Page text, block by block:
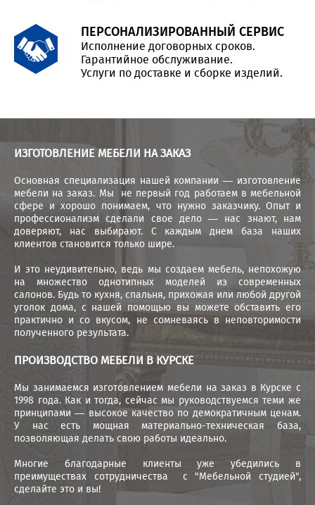
ПЕРСОНАЛИЗИРОВАННЫЙ СЕРВИС
Исполнение договорных сроков.
Гарантийное обслуживание.
Услуги по доставке и сборке изделий.
ИЗГОТОВЛЕНИЕ МЕБЕЛИ НА ЗАКАЗ
Основная специализация нашей компании — изготовление
мебели на заказ. Мы не первый год работаем в мебельной
сфере и хорошо понимаем, что нужно заказчику. Опыт и
профессионализм сделали свое дело — нас знают, нам
доверяют, нас выбирают. С каждым днем база наших
клиентов становится только шире.
И это неудивительно, ведь мы создаем мебель, непохожую
на множество однотипных моделей из современных
салонов. Будь то кухня, спальня, прихожая или любой другой
уголок дома, с нашей помощью вы можете обставить его
практично и со вкусом, не сомневаясь в неповторимости
полученного результата.
ПРОИЗВОДСТВО МЕБЕЛИ В КУРСКЕ
Мы занимаемся изготовлением мебели на заказ в Курске с
1998 года. Как и тогда, сейчас мы руководствуемся теми же
принципами — высокое качество по демократичным ценам.
У нас есть мощная материально-техническая база,
позволяющая делать свою работы идеально.
Многие благодарные клиенты уже убедились в
преимуществах сотрудничества с "Мебельной студией",
сделайте это и вы!